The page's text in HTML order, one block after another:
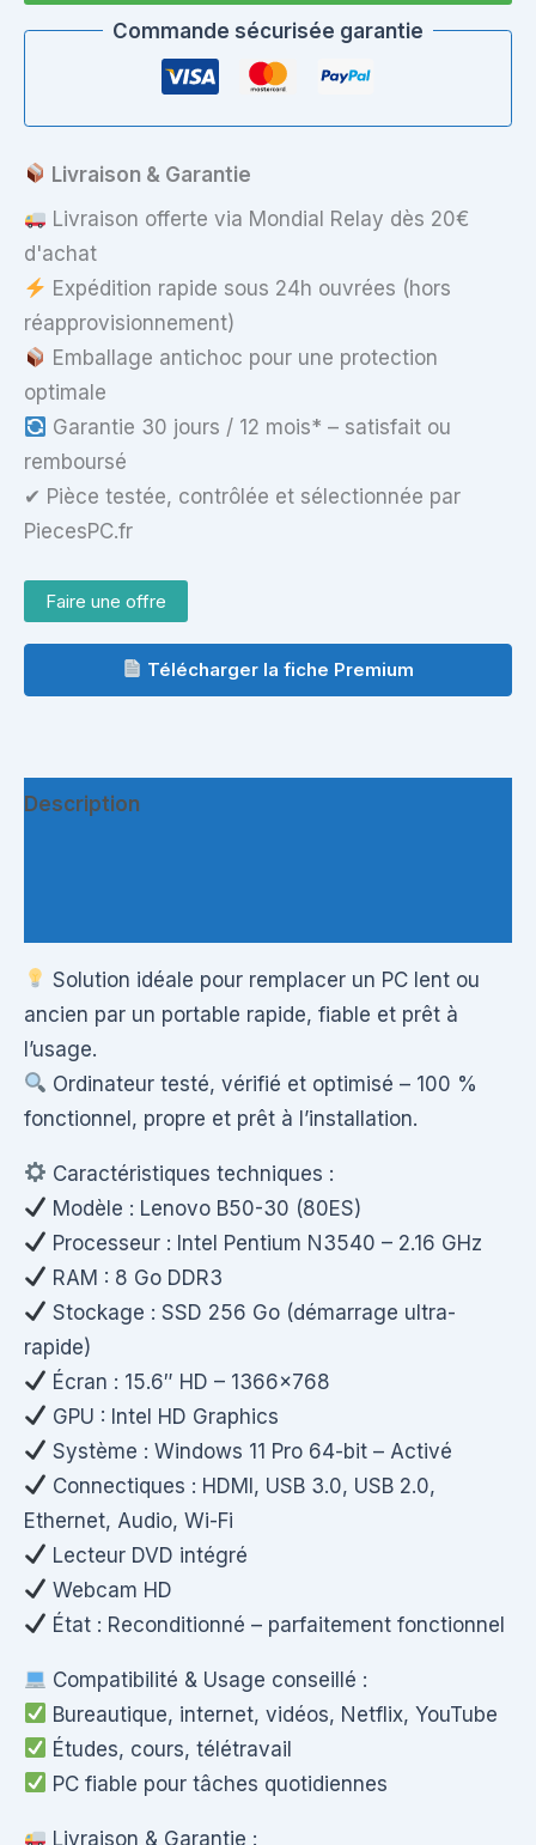
SSD
256
Go
–
8
Go
Commande sécurisée garantie
Livraison & Garantie
Livraison offerte via Mondial Relay dès 20€
d'achat
Expédition rapide sous 24h ouvrées (hors
réapprovisionnement)
Emballage antichoc pour une protection
optimale
Garantie 30 jours / 12 mois* – satisfait ou
remboursé
✔ Pièce testée, contrôlée et sélectionnée par
PiecesPC.fr
Faire une offre
Télécharger la fiche Premium
Description
Solution idéale pour remplacer un PC lent ou
ancien par un portable rapide, fiable et prêt à
l’usage.
Ordinateur testé, vérifié et optimisé – 100 %
fonctionnel, propre et prêt à l’installation.
Caractéristiques techniques :
Modèle : Lenovo B50-30 (80ES)
Processeur : Intel Pentium N3540 – 2.16 GHz
RAM : 8 Go DDR3
Stockage : SSD 256 Go (démarrage ultra-
rapide)
Écran : 15.6″ HD – 1366×768
GPU : Intel HD Graphics
Système : Windows 11 Pro 64-bit – Activé
Connectiques : HDMI, USB 3.0, USB 2.0,
Ethernet, Audio, Wi-Fi
Lecteur DVD intégré
Webcam HD
État : Reconditionné – parfaitement fonctionnel
Compatibilité & Usage conseillé :
Bureautique, internet, vidéos, Netflix, YouTube
Études, cours, télétravail
PC fiable pour tâches quotidiennes
Livraison & Garantie :